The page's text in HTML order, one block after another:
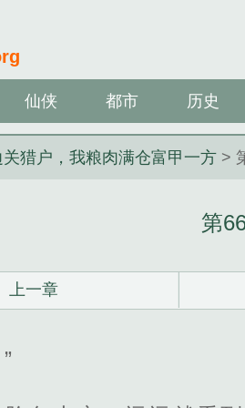
仙侠 都市 历史
关猎户，我粮肉满仓富甲一方 >
第
上一章